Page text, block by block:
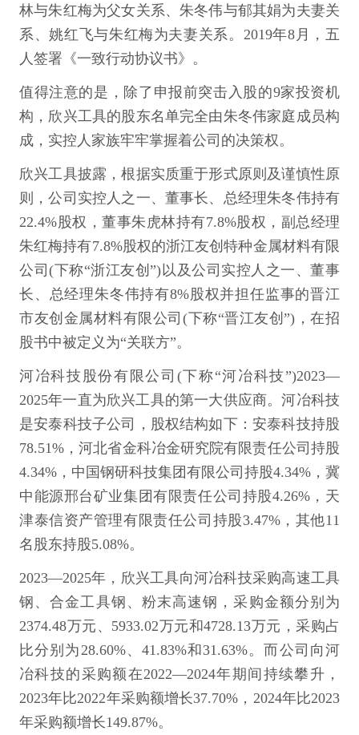
林与朱红梅为父女关系、朱冬伟与郁其娟为夫妻关
系、姚红飞与朱红梅为夫妻关系。2019年8月，五
人签署《一致行动协议书》。
值得注意的是，除了申报前突击入股的9家投资机
构，欣兴工具的股东名单完全由朱冬伟家庭成员构
成，实控人家族牢牢掌握着公司的决策权。
欣兴工具披露，根据实质重于形式原则及谨慎性原
则，公司实控人之一、董事长、总经理朱冬伟持有
22.4%股权，董事朱虎林持有7.8%股权，副总经理
朱红梅持有7.8%股权的浙江友创特种金属材料有限
公司(下称“浙江友创”)以及公司实控人之一、董事
长、总经理朱冬伟持有8%股权并担任监事的晋江
市友创金属材料有限公司(下称“晋江友创”)，在招
股书中被定义为“关联方”。
河冶科技股份有限公司(下称“河冶科技”)2023—
2025年一直为欣兴工具的第一大供应商。河冶科技
是安泰科技子公司，股权结构如下：安泰科技持股
78.51%，河北省金科冶金研究院有限责任公司持股
4.34%，中国钢研科技集团有限公司持股4.34%，冀
中能源邢台矿业集团有限责任公司持股4.26%，天
津泰信资产管理有限责任公司持股3.47%，其他11
名股东持股5.08%。
2023—2025年，欣兴工具向河冶科技采购高速工具
钢、合金工具钢、粉末高速钢，采购金额分别为
2374.48万元、5933.02万元和4728.13万元，采购占
比分别为28.60%、41.83%和31.63%。而公司向河
冶科技的采购额在2022—2024年期间持续攀升，
2023年比2022年采购额增长37.70%，2024年比2023
年采购额增长149.87%。